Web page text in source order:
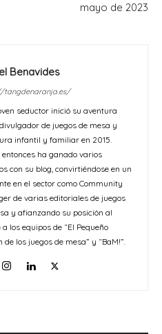
mayo de 2023
Benavides
tangdenaranja.es/
seductor inició su aventura
de juegos de mesa y
infantil y familiar en 2015.
entonces ha ganado varios
con su blog, convirtiéndose en un
en el sector como Community
de varias editoriales de juegos
y afianzando su posición al
los equipos de “El Pequeño
de los juegos de mesa” y “BaM!”.